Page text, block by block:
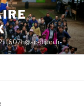
dijon.fr-